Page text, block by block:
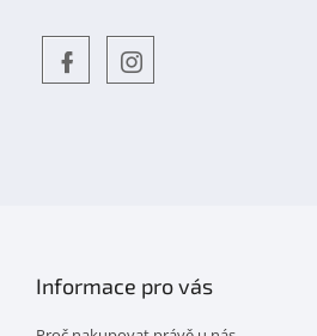
Informace pro vás